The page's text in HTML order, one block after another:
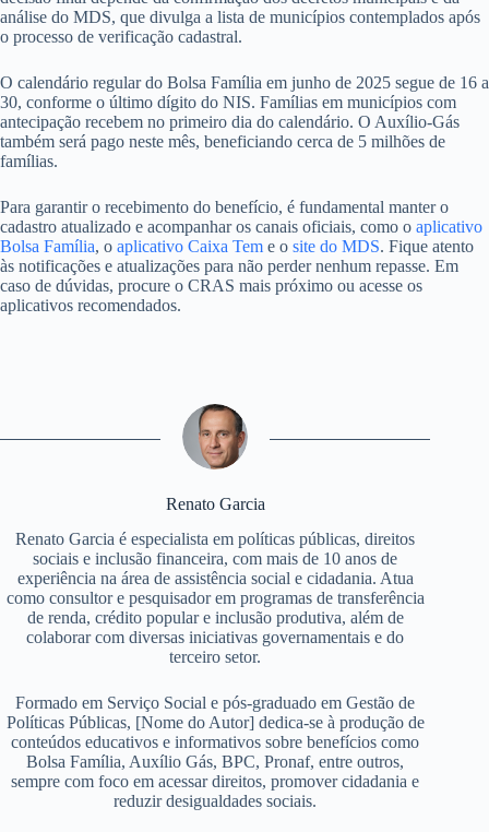
análise do MDS, que divulga a lista de municípios contemplados após
o processo de verificação cadastral.
O calendário regular do Bolsa Família em junho de 2025 segue de 16 a
30, conforme o último dígito do NIS. Famílias em municípios com
antecipação recebem no primeiro dia do calendário. O Auxílio-Gás
também será pago neste mês, beneficiando cerca de 5 milhões de
famílias.
Para garantir o recebimento do benefício, é fundamental manter o
cadastro atualizado e acompanhar os canais oficiais, como o aplicativo
Bolsa Família, o aplicativo Caixa Tem e o site do MDS. Fique atento
às notificações e atualizações para não perder nenhum repasse. Em
caso de dúvidas, procure o CRAS mais próximo ou acesse os
aplicativos recomendados.
Renato Garcia
Renato Garcia é especialista em políticas públicas, direitos
sociais e inclusão financeira, com mais de 10 anos de
experiência na área de assistência social e cidadania. Atua
como consultor e pesquisador em programas de transferência
de renda, crédito popular e inclusão produtiva, além de
colaborar com diversas iniciativas governamentais e do
terceiro setor.
Formado em Serviço Social e pós-graduado em Gestão de
Políticas Públicas, [Nome do Autor] dedica-se à produção de
conteúdos educativos e informativos sobre benefícios como
Bolsa Família, Auxílio Gás, BPC, Pronaf, entre outros,
sempre com foco em acessar direitos, promover cidadania e
reduzir desigualdades sociais.